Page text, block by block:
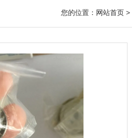
您的位置： 网站首页 >